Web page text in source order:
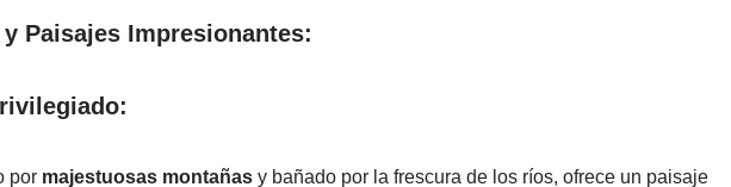
Paisajes Impresionantes:
por majestuosas montañasy bañado por la frescura de los ríos, ofrece un paisaje